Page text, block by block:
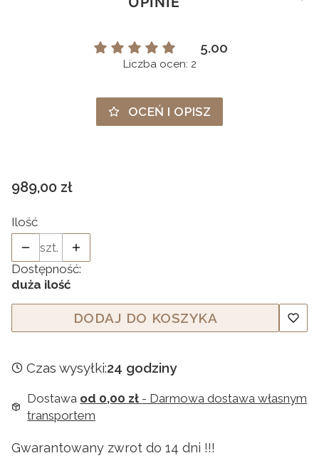
5.00
Liczba ocen: 2
OCEŃ I OPISZ
Cena
989,00 zł
Ilość
szt.
Dostępność:
duża ilość
DODAJ DO KOSZYKA
Czas wysyłki:24 godziny
Dostawa od 0,00 zł - Darmowa dostawa własnym
transportem
Gwarantowany zwrot do 14 dni !!!